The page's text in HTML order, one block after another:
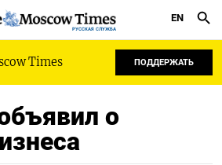
РУССКАЯ СЛУЖБА
EN
Times ПОДДЕРЖАТЬ
о